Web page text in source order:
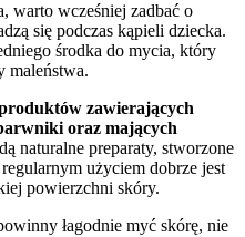
warto wcześniej zadbać o
się podczas kąpieli dziecka.
środka do mycia, który
maleństwa.
zawierających
oraz mających
naturalne preparaty, stworzone
użyciem dobrze jest
powierzchni skóry.
łagodnie myć skórę, nie